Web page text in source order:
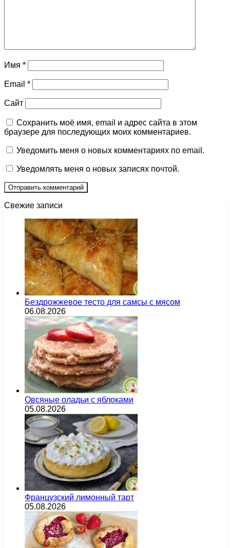
Имя *
Email *
Сайт
Сохранить моё имя, email и адрес сайта в этом
браузере для последующих моих комментариев.
Уведомить меня о новых комментариях по email.
Уведомлять меня о новых записях почтой.
Свежие записи
Бездрожжевое тесто для самсы с мясом
06.08.2026
Овсяные оладьи с яблоками
05.08.2026
Французский лимонный тарт
05.08.2026